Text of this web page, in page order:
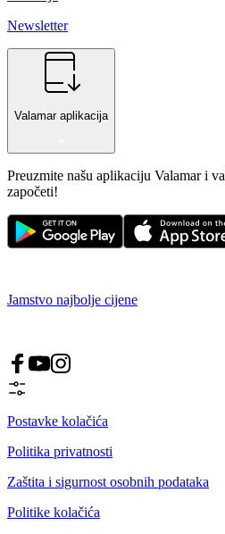
Newsletter
Valamar aplikacija
Preuzmite našu aplikaciju Valamar i
započeti!
Jamstvo najbolje cijene
Postavke kolačića
Politika privatnosti
Zaštita i sigurnost osobnih podataka
Politike kolačića